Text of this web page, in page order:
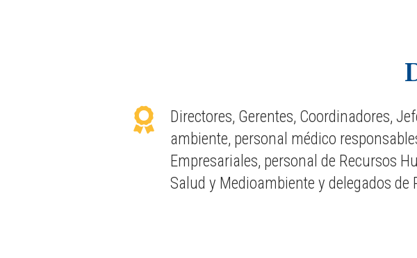
Directores, Gerentes, Coordinadores,
ambiente, personal médico
Empresariales, personal de Recursos
Salud y Medioambiente y delegados de